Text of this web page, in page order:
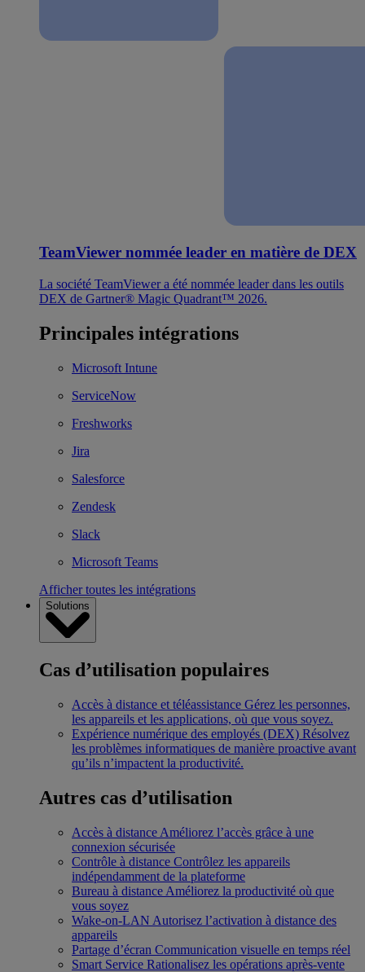
TeamViewer nommée leader en matière de DEX
La société TeamViewer a été nommée leader dans les outils
DEX de Gartner® Magic Quadrant™ 2026.
Principales intégrations
Microsoft Intune
ServiceNow
Freshworks
Jira
Salesforce
Zendesk
Slack
Microsoft Teams
Afficher toutes les intégrations
Solutions
Cas d’utilisation populaires
Accès à distance et téléassistance Gérez les personnes,
les appareils et les applications, où que vous soyez.
Expérience numérique des employés (DEX) Résolvez
les problèmes informatiques de manière proactive avant
qu’ils n’impactent la productivité.
Autres cas d’utilisation
Accès à distance Améliorez l’accès grâce à une
connexion sécurisée
Contrôle à distance Contrôlez les appareils
indépendamment de la plateforme
Bureau à distance Améliorez la productivité où que
vous soyez
Wake-on-LAN Autorisez l’activation à distance des
appareils
Partage d’écran Communication visuelle en temps réel
Smart Service Rationalisez les opérations après-vente